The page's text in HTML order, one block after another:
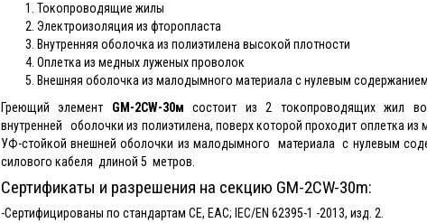
Токопроводящие жилы
Электроизоляция из фторопласта
Внутренняя оболочка из полиэтилена высокой плотности
Оплетка из медных луженых проволок
Внешняя оболочка из малодымного материала с нулевым содержанием
Греющий элемент GM-2CW-30м состоит из 2 токопроводящих жил во
внутренней оболочки из полиэтилена, поверх которой проходит оплетка
УФ-стойкой внешней оболочки из малодымного материала с нулевым
силового кабеля длиной 5 метров.
Сертификаты и разрешения на секцию GM-2CW-30m:
-Cертифицированы по стандартам CE, EAC; IEC/EN 62395-1 -2013, изд. 2.